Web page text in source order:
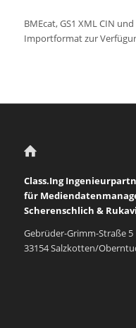
BMEcat, GS1 XML CIN
Importformat zur
Class.Ing
für
Scherenschlich &
Gebrüder-Grimm-Straße 5
33154 Salzkotten/